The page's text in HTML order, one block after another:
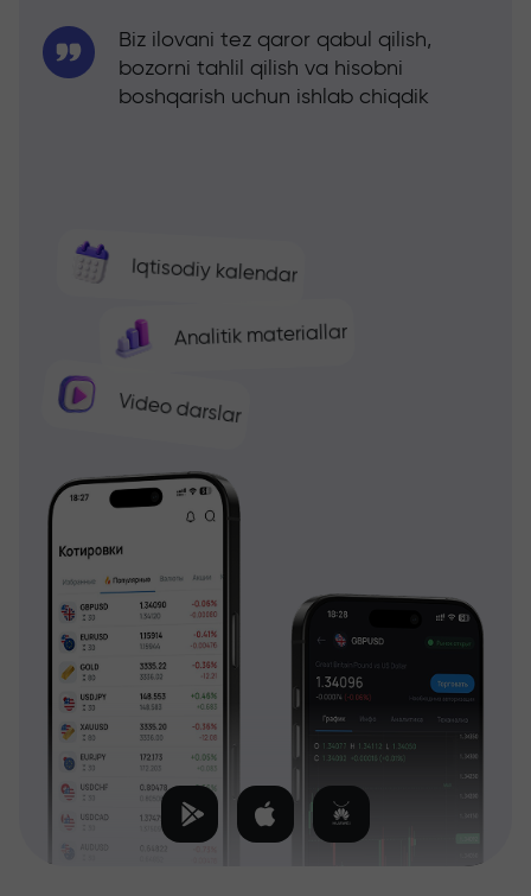
Iqtisodiy kalendar
Analitik materiallar
Video darslar
Biz ilovani tez qaror qabul qilish,
bozorni tahlil qilish va hisobni
boshqarish uchun ishlab chiqdik